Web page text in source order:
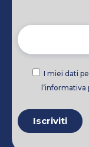
I miei dati